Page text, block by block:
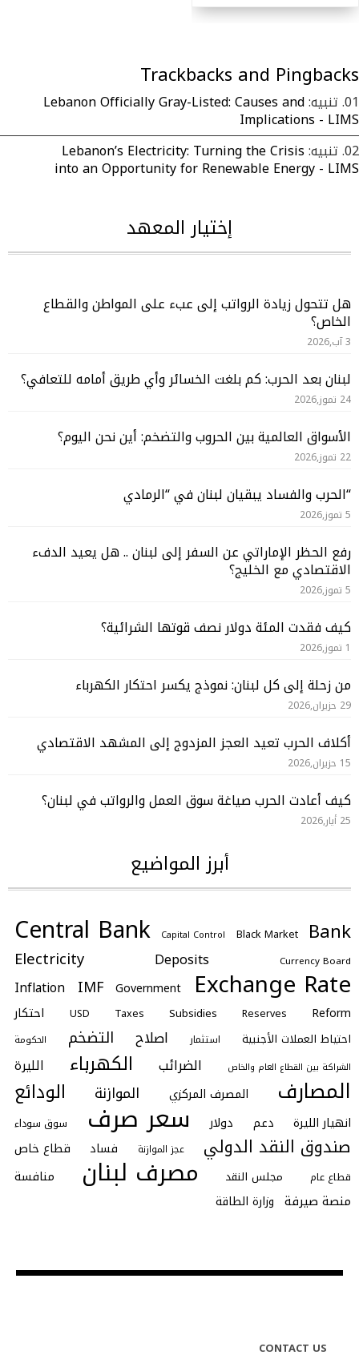
Trackbacks and Pingbacks
تنبيه:Lebanon Officially Gray-Listed: Causes and
Implications - LIMS
تنبيه:Lebanon’s Electricity: Turning the Crisis
into an Opportunity for Renewable Energy - LIMS
إختيار المعهد
هل تتحول زيادة الرواتب إلى عبء على المواطن والقطاع
الخاص؟
3 آب,2026
لبنان بعد الحرب: كم بلغت الخسائر وأي طريق أمامه للتعافي؟
24 تموز,2026
الأسواق العالمية بين الحروب والتضخم: أين نحن اليوم؟
22 تموز,2026
“الحرب والفساد يبقيان لبنان في “الرمادي
5 تموز,2026
رفع الحظر الإماراتي عن السفر إلى لبنان .. هل يعيد الدفء
الاقتصادي مع الخليج؟
5 تموز,2026
كيف فقدت المئة دولار نصف قوتها الشرائية؟
1 تموز,2026
من زحلة إلى كل لبنان: نموذج يكسر احتكار الكهرباء
29 حزيران,2026
أكلاف الحرب تعيد العجز المزدوج إلى المشهد الاقتصادي
15 حزيران,2026
كيف أعادت الحرب صياغة سوق العمل والرواتب في لبنان؟
25 أيار,2026
أبرز المواضيع
Bank
Black Market
Capital Control
Central Bank
Currency Board
Deposits
Electricity
Exchange Rate
Government
IMF
Inflation
Reform
Reserves
Subsidies
Taxes
USD احتكار
احتياط العملات الأجنبية استثمار اصلاح التضخم
الحكومة
الشراكة بين القطاع العام والخاص
الضرائب الكهرباء الليرة
المصارف المصرف المركزي الموازنة الودائع
انهيار الليرة دعم دولار سعر صرف سوق سوداء
صندوق النقد الدولي عجز الموازنة فساد قطاع خاص
قطاع عام مجلس النقد مصرف لبنان
منافسة
منصة صيرفة وزارة الطاقة
CONTACT US